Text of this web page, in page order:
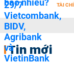
TÀI
Tin mới